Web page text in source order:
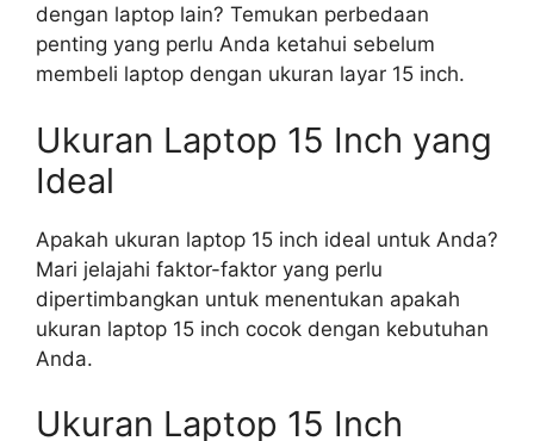
dengan laptop lain? Temukan perbedaan
penting yang perlu Anda ketahui sebelum
membeli laptop dengan ukuran layar 15 inch.
Ukuran Laptop 15 Inch yang
Ideal
Apakah ukuran laptop 15 inch ideal untuk Anda?
Mari jelajahi faktor-faktor yang perlu
dipertimbangkan untuk menentukan apakah
ukuran laptop 15 inch cocok dengan kebutuhan
Anda.
Ukuran Laptop 15 Inch